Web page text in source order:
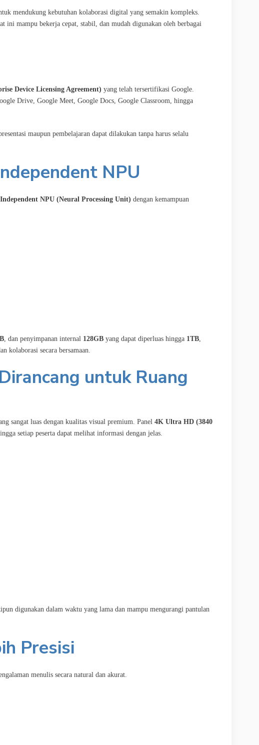
mendukung kebutuhan kolaborasi digital yang semakin kompleks.
ini mampu bekerja cepat, stabil, dan mudah digunakan oleh berbagai
Device Licensing Agreement) yang telah tersertifikasi Google.
Drive, Google Meet, Google Docs, Google Classroom, hingga
maupun pembelajaran dapat dilakukan tanpa harus selalu
NPU
Independent NPU (Neural Processing Unit) dengan kemampuan
, dan penyimpanan internal 128GB yang dapat diperluas hingga 1TB
kolaborasi secara bersamaan.
untuk Ruang
sangat luas dengan kualitas visual premium. Panel 4K Ultra HD (3840
setiap peserta dapat melihat informasi dengan jelas.
digunakan dalam waktu yang lama dan mampu mengurangi pantulan
Presisi
menulis secara natural dan akurat.